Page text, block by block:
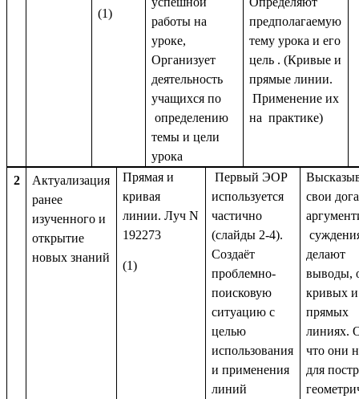
(1)
работы на
уроке,
Организует
деятельность
учащихся по
определению
темы и цели
урока
предполагаемую
тему урока и его
цель . (Кривые и
прямые линии.
Применение их
на практике)
2
Актуализация
ранее
изученного и
открытие
новых знаний
Прямая и
кривая
линии. Луч N
192273
(1)
Первый ЭОР
используется
частично
(слайды 2-4).
Создаёт
проблемно-
поисковую
ситуацию с
целью
использования
и применения
линий
свои
делают
выводы,
кривых и
прямых
линиях.
что они
для